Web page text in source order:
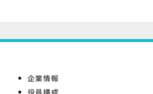
企業情報
役員構成